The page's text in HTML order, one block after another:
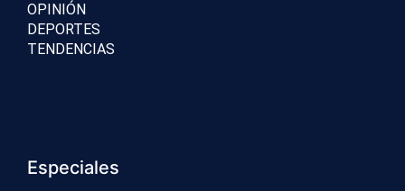
OPINIÓN
DEPORTES
TENDENCIAS
Especiales